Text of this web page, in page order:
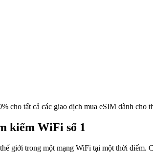
cho tất cả các giao dịch mua eSIM dành cho
kiếm WiFi số 1
giới trong một mạng WiFi tại một thời điểm.